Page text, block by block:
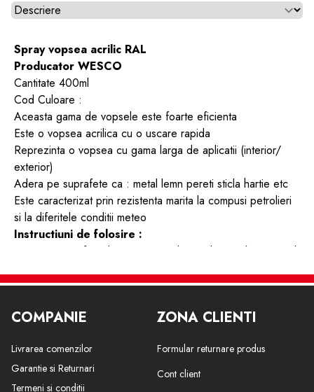
Alegeti tab
Spray vopsea acrilic RAL
Producator WESCO
Cantitate 400ml
Cod Culoare :
Aceasta gama de vopsele este foarte eficienta
Este o vopsea acrilica cu o uscare rapida
Reprezinta o vopsea cu gama larga de aplicatii (interior/
exterior)
Adera pe suprafete ca : metal lemn pereti sticla hartie etc
Este caracterizat prin rezistenta marita la compusi petrolieri
si la diferitele conditii meteo
Instructiuni de folosire :
-Curatati suprafata de orice urma de murdarie aplicati primul
minute inainte de utilizare . Tineti spray-ul in pozitie verticala
cm . Aplicati in strat subtire si repetati actiunea de 2- 3 ori la
mai multe aplicari.
-Dupa utilizare este recomandat sa intoarceti spray-ul cu
capacul in jos si pulverizati pentru cateva secunde . Astfel
COMPANIE
Livrarea comenzilor
Garantie si Returnari
Termeni si conditii
ZONA CLIENTI
Formular returnare produs
Cont client